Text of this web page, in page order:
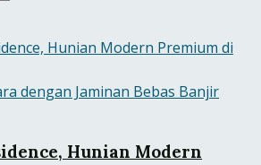
Hunian Modern